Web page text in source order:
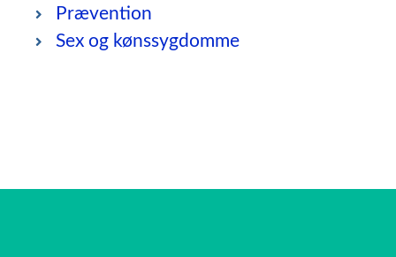
Prævention
Sex og kønssygdomme